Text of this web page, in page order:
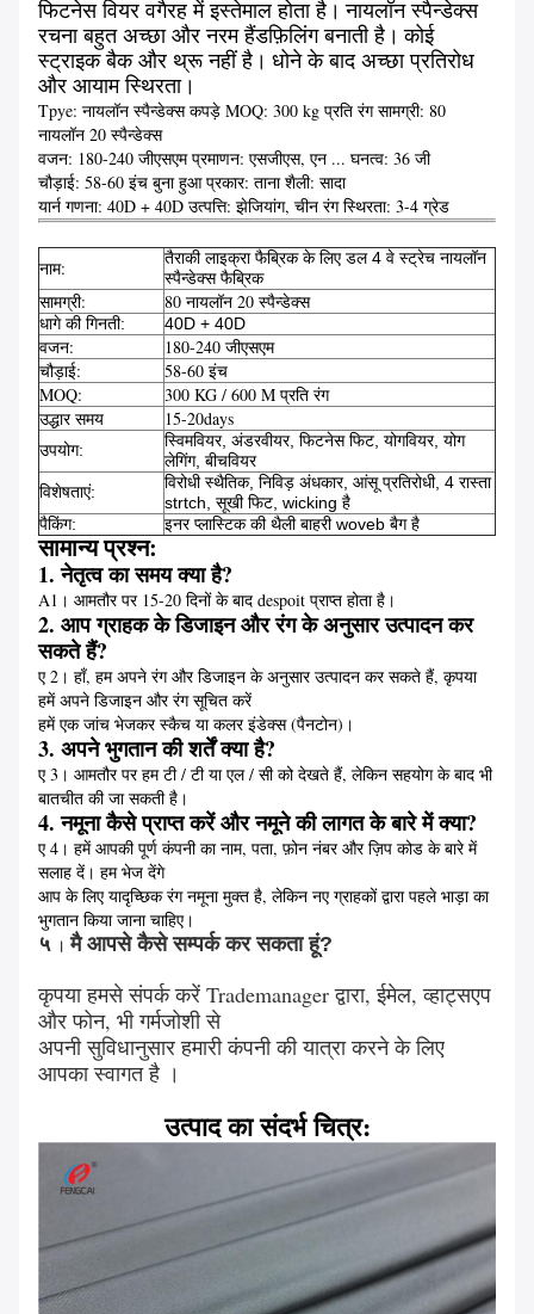
फिटनेस वियर वगैरह में इस्तेमाल होता है। नायलॉन स्पैन्डेक्स
रचना बहुत अच्छा और नरम हैंडफ़िलिंग बनाती है। कोई
स्ट्राइक बैक और थ्रू नहीं है। धोने के बाद अच्छा प्रतिरोध
और आयाम स्थिरता।
Tpye: नायलॉन स्पैन्डेक्स कपड़े MOQ: 300 kg प्रति रंग सामग्री: 80
नायलॉन 20 स्पैन्डेक्स
वजन: 180-240 जीएसएमप्रमाणन: एसजीएस, एन ... घनत्व: 36 जी
चौड़ाई: 58-60 इंच बुना हुआ प्रकार: ताना शैली: सादा
यार्न गणना: 40D + 40D उत्पत्ति: झेजियांग, चीन रंग स्थिरता: 3-4 ग्रेड
नाम:
तैराकी लाइक्रा फैब्रिक के लिए डल 4 वे स्ट्रेच नायलॉन
स्पैन्डेक्स फैब्रिक
सामग्री: 80 नायलॉन 20 स्पैन्डेक्स
धागे की गिनती: 40D + 40D
वजन:
180-240 जीएसएम
चौड़ाई:
58-60 इंच
MOQ:
300 KG / 600 M प्रति रंग
उद्धार समय
15-20days
उपयोग:
स्विमवियर, अंडरवीयर, फिटनेस फिट, योगवियर, योग
लेगिंग, बीचवियर
विशेषताएं:
विरोधी स्थैतिक, निविड़ अंधकार, आंसू प्रतिरोधी, 4 रास्ता
strtch, सूखी फिट, wicking है
पैकिंग:
इनर प्लास्टिक की थैली बाहरी woveb बैग है
सामान्य प्रश्न:
1. नेतृत्व का समय क्या है?
A1। आमतौर पर 15-20 दिनों के बाद despoit प्राप्त होता है।
2. आप ग्राहक के डिजाइन और रंग के अनुसार उत्पादन कर
सकते हैं?
ए 2। हाँ, हम अपने रंग और डिजाइन के अनुसार उत्पादन कर सकते हैं, कृपया
हमें अपने डिजाइन और रंग सूचित करें
हमें एक जांच भेजकर स्कैच या कलर इंडेक्स (पैनटोन)।
3. अपने भुगतान की शर्तें क्या है?
ए 3। आमतौर पर हम टी / टी या एल / सी को देखते हैं, लेकिन सहयोग के बाद भी
बातचीत की जा सकती है।
4. नमूना कैसे प्राप्त करें और नमूने की लागत के बारे में क्या?
ए 4। हमें आपकी पूर्ण कंपनी का नाम, पता, फ़ोन नंबर और ज़िप कोड के बारे में
सलाह दें। हम भेज देंगे
आप के लिए यादृच्छिक रंग नमूना मुक्त है, लेकिन नए ग्राहकों द्वारा पहले भाड़ा का
भुगतान किया जाना चाहिए।
५।मै आपसे कैसे सम्पर्क कर सकता हूं?
कृपया हमसे संपर्क करें Trademanager द्वारा, ईमेल, व्हाट्सएप
और फोन, भी गर्मजोशी से
अपनी सुविधानुसार हमारी कंपनी की यात्रा करने के लिए
आपका स्वागत है ।
उत्पाद का संदर्भ चित्र: